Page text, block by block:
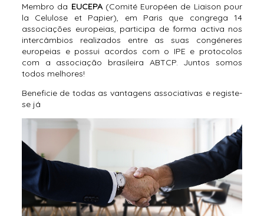
Membro da EUCEPA(Comité Européen de Liaison pour
la Celulose et Papier), em Paris que congrega 14
associações europeias, participa de forma activa nos
intercâmbios realizados entre as suas congéneres
europeias e possui acordos com o IPE e protocolos
com a associação brasileira ABTCP. Juntos somos
todos melhores!
Beneficie de todas as vantagens associativas e registe-
se já